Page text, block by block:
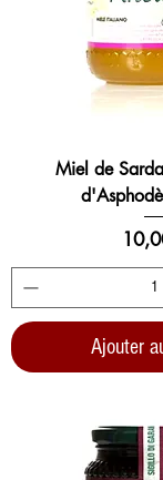
Miel de
Prix
Ajouter